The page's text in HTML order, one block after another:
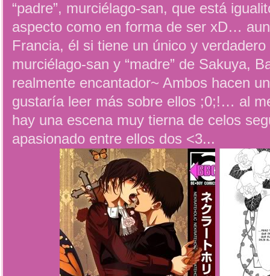
“padre”, murciélago-san, que está
aspecto como en forma de ser xD…
Francia, él si tiene un único y
murciélago-san y “madre” de Sakuya,
realmente encantador~ Ambos hacen
gustaría leer más sobre ellos ;0;!… al
hay una escena muy tierna de celos
apasionado entre ellos dos <3...